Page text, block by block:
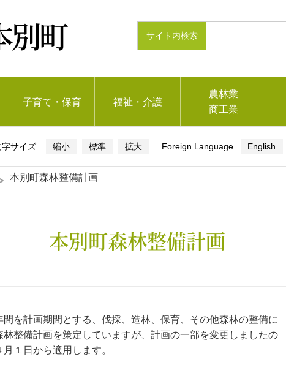
別町
子育て・保育 福祉・介護
農林業
商工業
縮小 標準 拡大 English
本別町森林整備計画
本別町森林整備計画
を計画期間とする、伐採、造林、保育、その他森林の整備に
整備計画を策定していますが、計画の一部を変更しましたの
１日から適用します。